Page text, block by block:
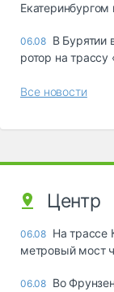
06.08 В Бурятии
ротор на трассу
Все новости
Центр
06.08 На трассе
метровый мост
06.08 Во